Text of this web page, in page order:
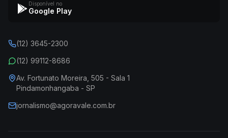
Disponível no
Google Play
(12) 3645-2300
(12) 99112-8686
Av. Fortunato Moreira, 505 - Sala 1
Pindamonhangaba - SP
jornalismo@agoravale.com.br